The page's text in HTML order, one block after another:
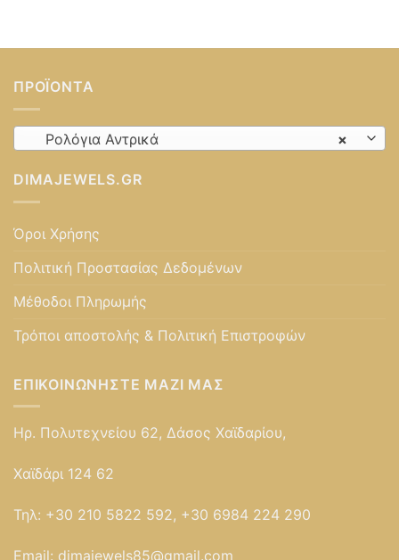
ΠΡΟΪΌΝΤΑ
×
Ρολόγια Αντρικά
DIMAJEWELS.GR
Όροι Χρήσης
Πολιτική Προστασίας Δεδομένων
Μέθοδοι Πληρωμής
Τρόποι αποστολής & Πολιτική Επιστροφών
ΕΠΙΚΟΙΝΩΝΉΣΤΕ ΜΑΖΊ ΜΑΣ
Ηρ. Πολυτεχνείου 62, Δάσος Χαϊδαρίου,
Χαϊδάρι 124 62
Τηλ: +30 210 5822 592, +30 6984 224 290
Email: dimajewels85@gmail.com